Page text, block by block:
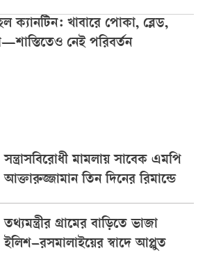
ক্যানটিন: খাবারে পোকা, ব্লেড,
নেই পরিবর্তন
সন্ত্রাসবিরোধী মামলায় সাবেক এমপি
আক্তারুজ্জামান তিন দিনের রিমান্ডে
তথ্যমন্ত্রীর গ্ৰামের বাড়িতে ভাজা
ইলিশ–রসমালাইয়ের স্বাদে আপ্লুত